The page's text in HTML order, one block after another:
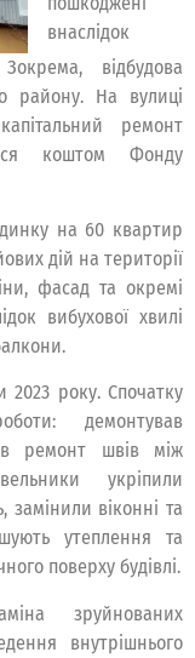
внаслідок
відбудова
району. На вулиці
ремонт
коштом Фонду
на 60 квартир
дій на території
фасад та окремі
вибухової хвилі
2023 року. Спочатку
демонтував
ремонт швів між
укріпили
замінили віконні та
утеплення та
поверху будівлі.
зруйнованих
внутрішнього